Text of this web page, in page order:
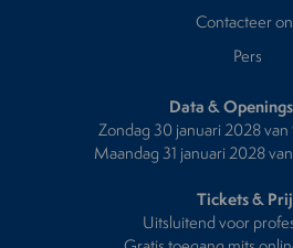
Contacteer
Pers
Data &
Zondag 30 januari 2028
Maandag 31 januari 2028
Tickets &
Uitsluitend voor